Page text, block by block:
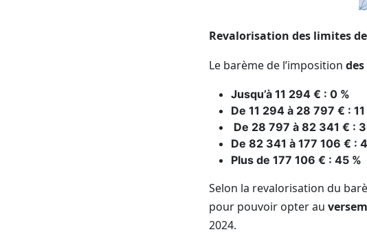
Revalorisation des limites
Le barème de l’imposition
Jusqu’à 11 294 € : 0 %
De 11 294 à 28 797 € : 11
De 28 797 à 82 341 € :
De 82 341 à 177 106 € :
Plus de 177 106 € : 45 %
Selon la revalorisation du
pour pouvoir opter au
2024.